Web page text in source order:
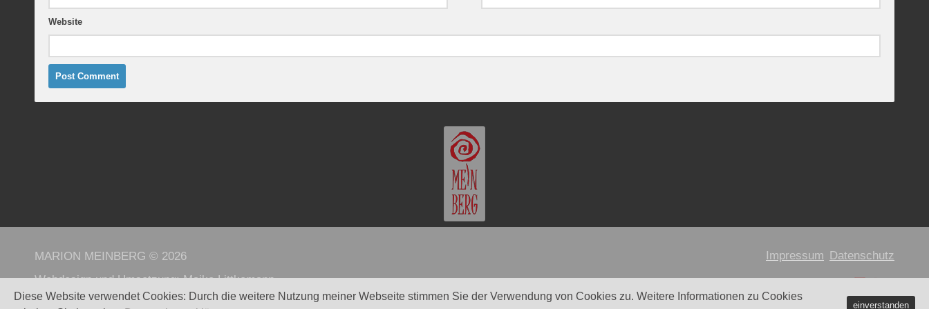
Website
Impressum Datenschutz
MARION MEINBERG © 2026
Webdesign und Umsetzung:Maike Littkemann
Powered byWordPress. - Theme byAlx.
Diese Website verwendet Cookies: Durch die weitere Nutzung meiner Webseite stimmen Sie der Verwendung von Cookies zu. Weitere Informationen zu Cookies
einverstanden